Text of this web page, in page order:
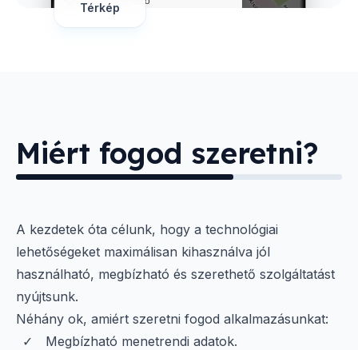
Térkép
Miért fogod szeretni?
A kezdetek óta célunk, hogy a technológiai
lehetőségeket maximálisan kihasználva jól
használható, megbízható és szerethető szolgáltatást
nyújtsunk.
Néhány ok, amiért szeretni fogod alkalmazásunkat:
Megbízható menetrendi adatok.